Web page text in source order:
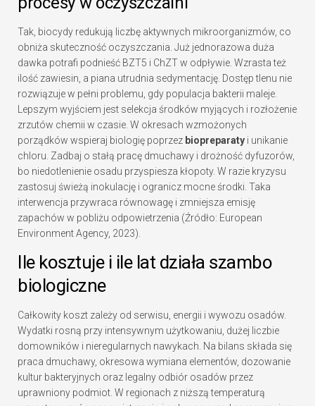
Tak, biocydy redukują liczbę aktywnych mikroorganizmów, co
obniża skuteczność oczyszczania. Już jednorazowa duża
dawka potrafi podnieść BZT5 i ChZT w odpływie. Wzrasta też
ilość zawiesin, a piana utrudnia sedymentację. Dostęp tlenu nie
rozwiązuje w pełni problemu, gdy populacja bakterii maleje.
Lepszym wyjściem jest selekcja środków myjących i rozłożenie
zrzutów chemii w czasie. W okresach wzmożonych
porządków wspieraj biologię poprzez biopreparaty i unikanie
chloru. Zadbaj o stałą pracę dmuchawy i drożność dyfuzorów,
bo niedotlenienie osadu przyspiesza kłopoty. W razie kryzysu
zastosuj świeżą inokulację i ogranicz mocne środki. Taka
interwencja przywraca równowagę i zmniejsza emisję
zapachów w pobliżu odpowietrzenia (Źródło: European
Environment Agency, 2023).
Ile kosztuje i ile lat działa szambo
biologiczne
Całkowity koszt zależy od serwisu, energii i wywozu osadów.
Wydatki rosną przy intensywnym użytkowaniu, dużej liczbie
domowników i nieregularnych nawykach. Na bilans składa się
praca dmuchawy, okresowa wymiana elementów, dozowanie
kultur bakteryjnych oraz legalny odbiór osadów przez
uprawniony podmiot. W regionach z niższą temperaturą